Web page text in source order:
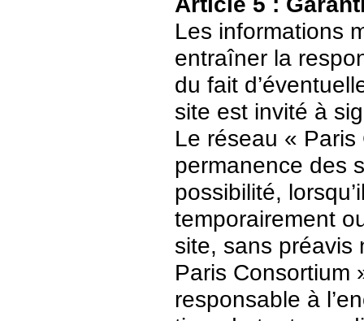
Les informations
entraîner la
du fait
site est invité à
Le réseau «
permanence des
possibilité,
temporairement
site, sans préavis
Paris Consortium
responsable à